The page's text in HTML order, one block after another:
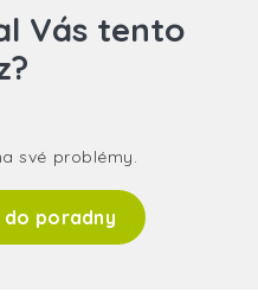
Vás tento
své problémy.
poradny